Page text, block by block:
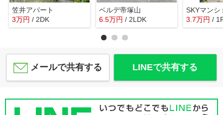
笠井アパート
3万円 / 2DK
ベルデ帝塚山
6.5万円 / 2LDK
SKYマンシ
3.7万円 /
メールで共有する LINEで共有する